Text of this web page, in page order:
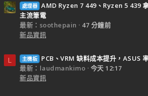
處理器 AMD Ryzen 7 449、Ryzen 5 439
主流筆電
最新：soothepain
47 分鐘前
新品資訊
L 主機板
PCB、VRM 缺料成本提升，ASUS
最新：laudmankimo
今天 12:17
新品資訊